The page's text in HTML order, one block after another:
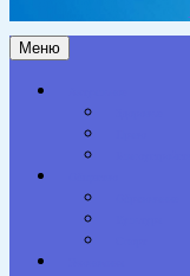
Меню